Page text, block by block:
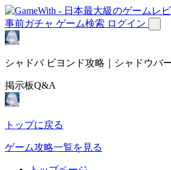
事前ガチャ ゲーム検索 ログイン
シャドバ ビヨンド攻略｜シャドウバ
掲示板Q&A
トップに戻る
ゲーム攻略一覧を見る